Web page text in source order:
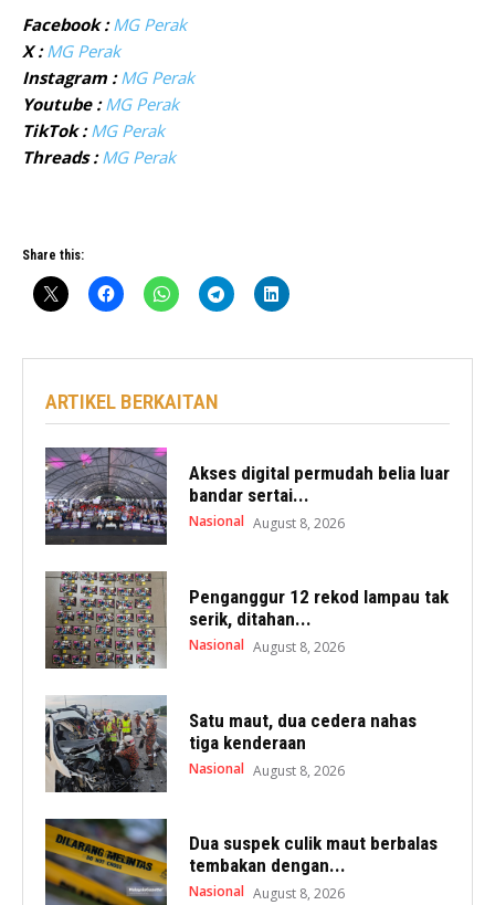
Facebook : MG Perak
X : MG Perak
Instagram : MG Perak
Youtube : MG Perak
TikTok : MG Perak
Threads : MG Perak
Share this:
ARTIKEL BERKAITAN
Akses digital permudah belia luar
bandar sertai...
Nasional August 8, 2026
Penganggur 12 rekod lampau tak
serik, ditahan...
Nasional August 8, 2026
Satu maut, dua cedera nahas
tiga kenderaan
Nasional August 8, 2026
Dua suspek culik maut berbalas
tembakan dengan...
Nasional August 8, 2026